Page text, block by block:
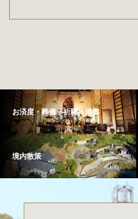
お済度・葬儀・祈願・供養
境内散策